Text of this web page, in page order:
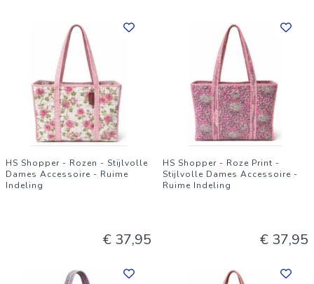
HS Shopper - Rozen - Stijlvolle
Dames Accessoire - Ruime
Indeling
€ 37,95
HS Shopper - Roze Print -
Stijlvolle Dames Accessoire -
Ruime Indeling
€ 37,95